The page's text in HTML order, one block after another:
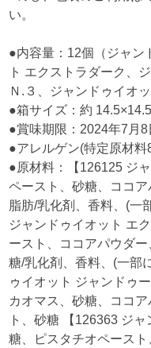
い。
●内容量：12個（ジャン
ト エクストラダーク、
Ｎ.３、ジャンドゥイオ
●箱サイズ：約
●賞味期限：2024年7月8
●アレルゲン(特定原材料
●原材料：【126125 ジ
ペースト、砂糖、ココ
脂肪/乳化剤、香料、(一
ジャンドゥイオット エ
ースト、ココアパウダ
糖/乳化剤、香料、(一部
ゥイオット ジャンドゥ
カオマス、砂糖、ココ
ト、砂糖 【126363 ジ
糖、ピスタチオペース